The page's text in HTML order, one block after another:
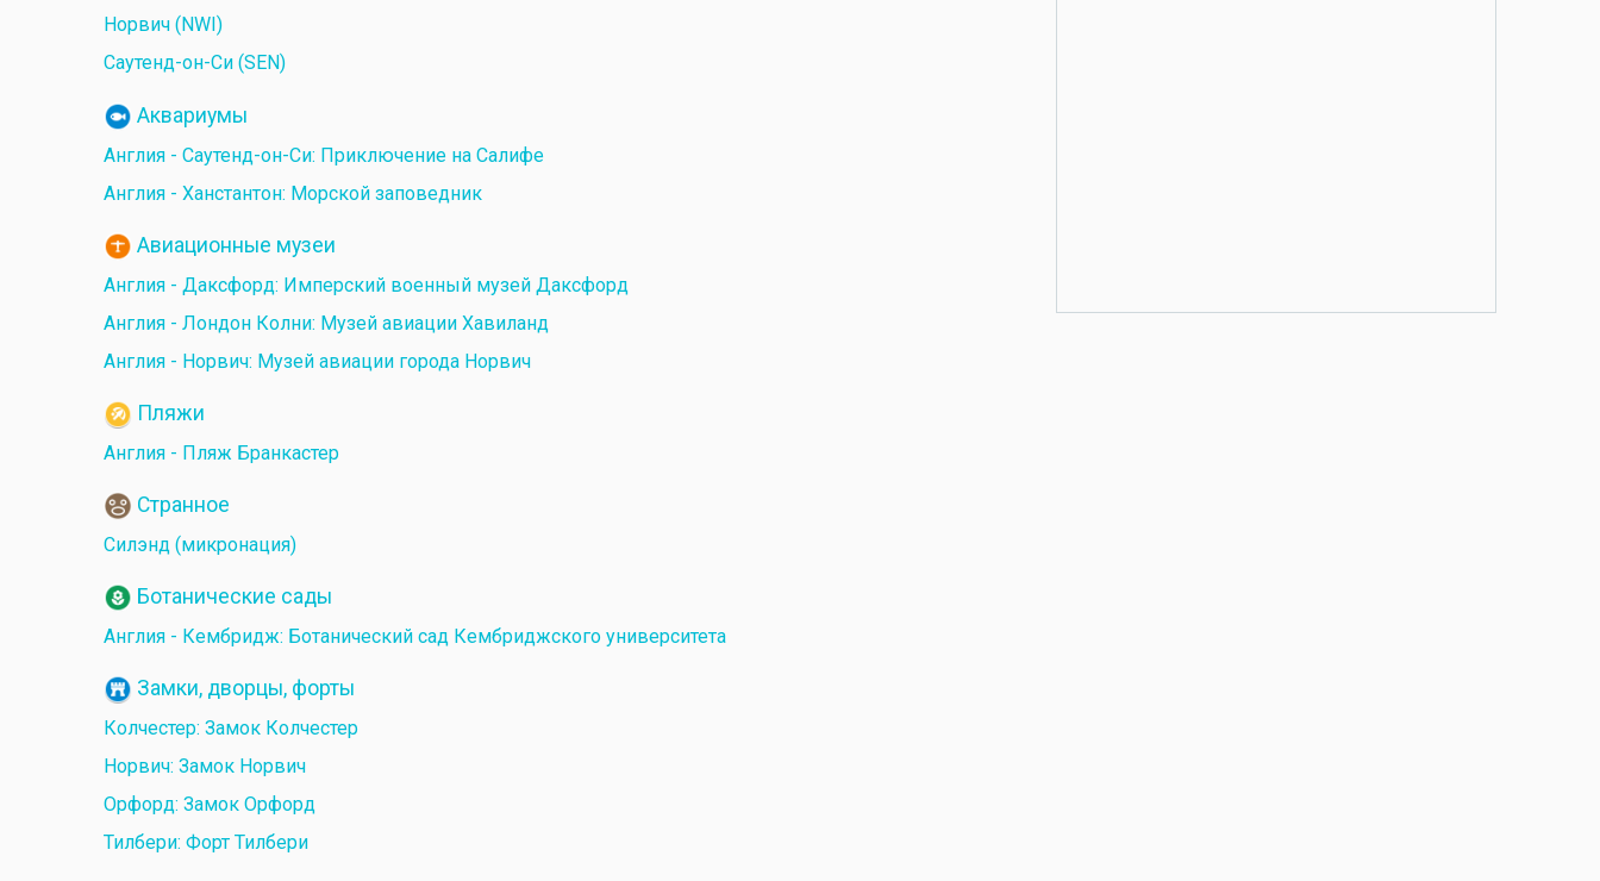
Норвич (NWI)
Саутенд-он-Си (SEN)
Аквариумы
Англия - Саутенд-он-Си: Приключение на Салифе
Англия - Ханстантон: Морской заповедник
Авиационные музеи
Англия - Даксфорд: Имперский военный музей Даксфорд
Англия - Лондон Колни: Музей авиации Хавиланд
Англия - Норвич: Музей авиации города Норвич
Пляжи
Англия - Пляж Бранкастер
Странное
Силэнд (микронация)
Ботанические сады
Англия - Кембридж: Ботанический сад Кембриджского университета
Замки, дворцы, форты
Колчестер: Замок Колчестер
Норвич: Замок Норвич
Орфорд: Замок Орфорд
Тилбери: Форт Тилбери